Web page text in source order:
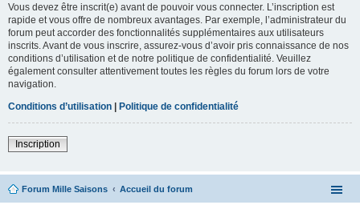
Vous devez être inscrit(e) avant de pouvoir vous connecter. L’inscription est
rapide et vous offre de nombreux avantages. Par exemple, l’administrateur du
forum peut accorder des fonctionnalités supplémentaires aux utilisateurs
inscrits. Avant de vous inscrire, assurez-vous d’avoir pris connaissance de nos
conditions d’utilisation et de notre politique de confidentialité. Veuillez
également consulter attentivement toutes les règles du forum lors de votre
navigation.
Conditions d’utilisation | Politique de confidentialité
Inscription
Forum Mille Saisons Accueil du forum